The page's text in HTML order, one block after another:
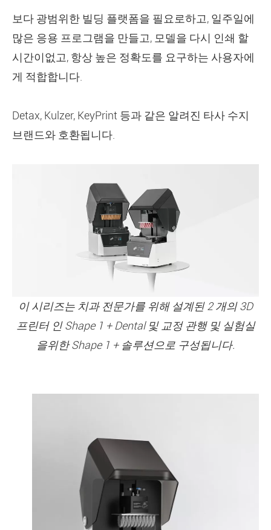
보다 광범위한 빌딩 플랫폼을 필요로하고, 일주일에
많은 응용 프로그램을 만들고, 모델을 다시 인쇄 할
시간이없고, 항상 높은 정확도를 요구하는 사용자에
게 적합합니다.
Detax, Kulzer, KeyPrint 등과 같은 알려진 타사 수지
브랜드와 호환됩니다.
이 시리즈는 치과 전문가를 위해 설계된 2 개의 3D
프린터 인 Shape 1 + Dental 및 교정 관행 및 실험실
을위한 Shape 1 + 솔루션으로 구성됩니다.